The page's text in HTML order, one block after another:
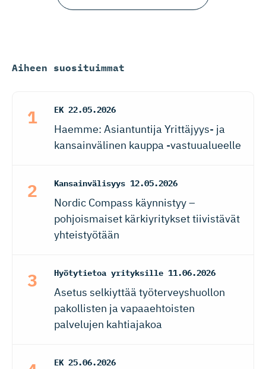
Aiheen suosituimmat
EK 22.05.2026
Haemme: Asiantuntija Yrittäjyys- ja
kansainvälinen kauppa -vastuualueelle
Kansainvälisyys 12.05.2026
Nordic Compass käynnistyy –
pohjoismaiset kärkiyritykset tiivistävät
yhteistyötään
Hyötytietoa yrityksille 11.06.2026
Asetus selkiyttää työterveyshuollon
pakollisten ja vapaaehtoisten
palvelujen kahtiajakoa
EK 25.06.2026